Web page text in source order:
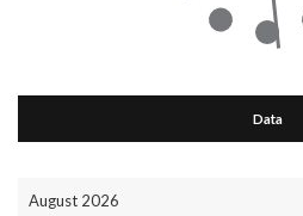
Data
August 2026